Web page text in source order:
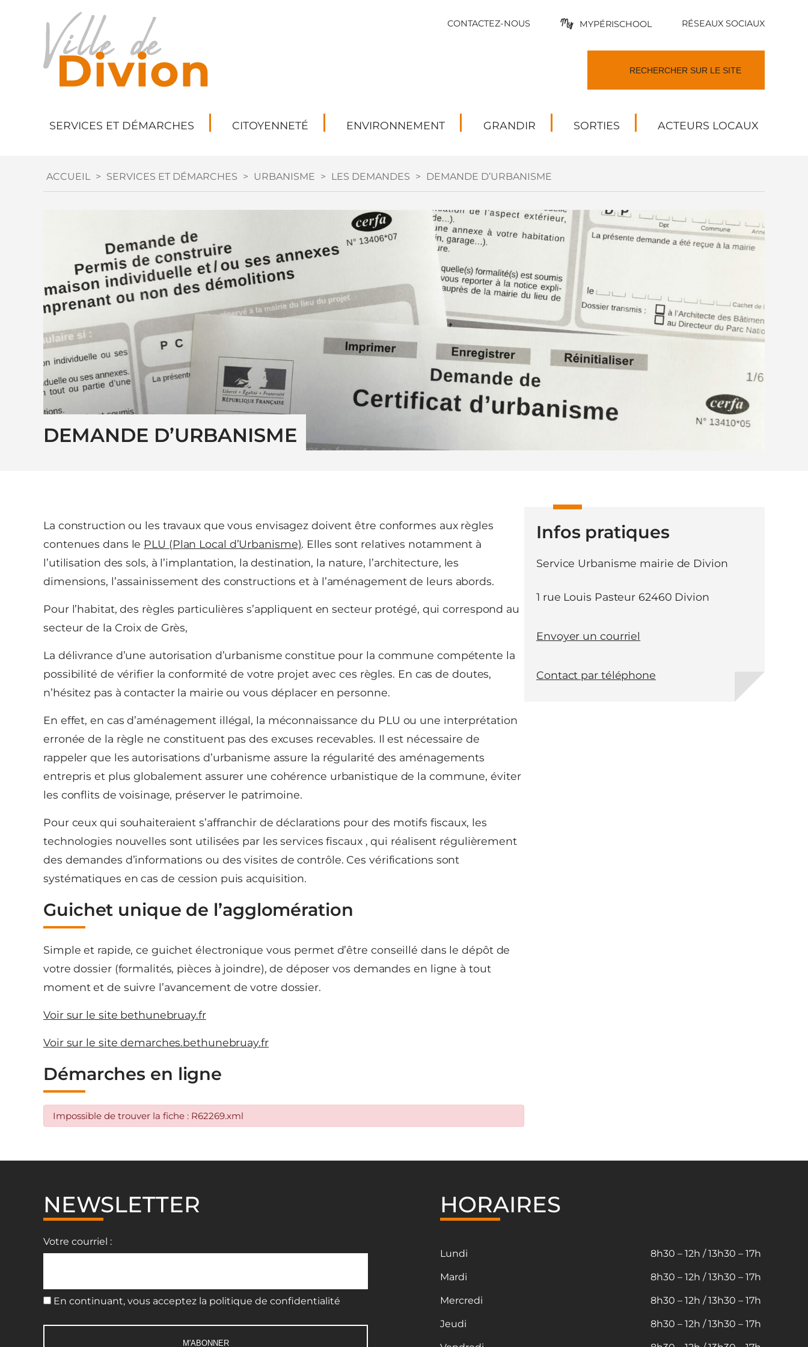
CONTACTEZ-NOUS MYPÉRISCHOOL RÉSEAUX SOCIAUX
SERVICES ET DÉMARCHES CITOYENNETÉ ENVIRONNEMENT GRANDIR SORTIES ACTEURS LOCAUX
ACCUEIL > SERVICES ET DÉMARCHES > URBANISME > LES DEMANDES > DEMANDE D’URBANISME
DEMANDE D’URBANISME
La construction ou les travaux que vous envisagez doivent être conformes aux règles
contenues dans le PLU (Plan Local d’Urbanisme). Elles sont relatives notamment à
l’utilisation des sols, à l’implantation, la destination, la nature, l’architecture, les
dimensions, l’assainissement des constructions et à l’aménagement de leurs abords.
Pour l’habitat, des règles particulières s’appliquent en secteur protégé, qui correspond au
secteur de la Croix de Grès,
La délivrance d’une autorisation d’urbanisme constitue pour la commune compétente la
possibilité de vérifier la conformité de votre projet avec ces règles. En cas de doutes,
n’hésitez pas à contacter la mairie ou vous déplacer en personne.
En effet, en cas d’aménagement illégal, la méconnaissance du PLU ou une interprétation
erronée de la règle ne constituent pas des excuses recevables. Il est nécessaire de
rappeler que les autorisations d’urbanisme assure la régularité des aménagements
entrepris et plus globalement assurer une cohérence urbanistique de la commune, éviter
les conflits de voisinage, préserver le patrimoine.
Pour ceux qui souhaiteraient s’affranchir de déclarations pour des motifs fiscaux, les
technologies nouvelles sont utilisées par les services fiscaux , qui réalisent régulièrement
des demandes d’informations ou des visites de contrôle. Ces vérifications sont
systématiques en cas de cession puis acquisition.
Guichet unique de l’agglomération
Simple et rapide, ce guichet électronique vous permet d’être conseillé dans le dépôt de
votre dossier (formalités, pièces à joindre), de déposer vos demandes en ligne à tout
moment et de suivre l’avancement de votre dossier.
Voir sur le site bethunebruay.fr
Voir sur le site demarches.bethunebruay.fr
Démarches en ligne
Impossible de trouver la fiche : R62269.xml
Infos pratiques
Service Urbanisme mairie de Divion
1 rue Louis Pasteur 62460 Divion
Envoyer un courriel
Contact par téléphone
NEWSLETTER
Votre courriel :
En continuant, vous acceptez la politique de confidentialité
HORAIRES
Lundi
Mardi
Mercredi
Jeudi
8h30 – 12h / 13h30 – 17h
8h30 – 12h / 13h30 – 17h
8h30 – 12h / 13h30 – 17h
8h30 – 12h / 13h30 – 17h